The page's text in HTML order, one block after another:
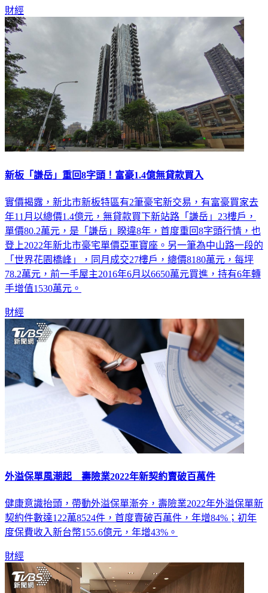
財經
實價揭露，新北市新板特區有2筆豪宅新交易，有富豪買家去
年11月以總價1.4億元，無貸款買下新站路「謙岳」23樓戶，
單價80.2萬元，是「謙岳」睽違8年，首度重回8字頭行情，也
登上2022年新北市豪宅單價亞軍寶座。另一筆為中山路一段的
「世界花園橋峰」，同月成交27樓戶，總價8180萬元，每坪
78.2萬元，前一手屋主2016年6月以6650萬元買進，持有6年轉
財經
健康意識抬頭，帶動外溢保單漸夯，壽險業2022年外溢保單新
契約件數達122萬8524件，首度賣破百萬件，年增84%；初年
財經